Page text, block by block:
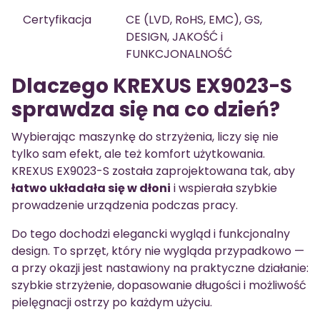
Certyfikacja
CE (LVD, RoHS, EMC), GS,
DESIGN, JAKOŚĆ i
FUNKCJONALNOŚĆ
Dlaczego KREXUS EX9023-S
sprawdza się na co dzień?
Wybierając maszynkę do strzyżenia, liczy się nie
tylko sam efekt, ale też komfort użytkowania.
KREXUS EX9023-S została zaprojektowana tak, aby
łatwo układała się w dłoni i wspierała szybkie
prowadzenie urządzenia podczas pracy.
Do tego dochodzi elegancki wygląd i funkcjonalny
design. To sprzęt, który nie wygląda przypadkowo —
a przy okazji jest nastawiony na praktyczne działanie:
szybkie strzyżenie, dopasowanie długości i możliwość
pielęgnacji ostrzy po każdym użyciu.